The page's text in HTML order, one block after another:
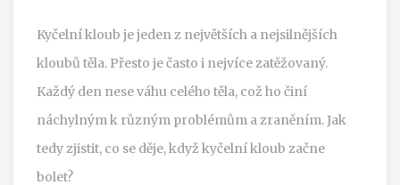
Kyčelní kloub je jeden z největších a nejsilnějších
kloubů těla. Přesto je často i nejvíce zatěžovaný.
Každý den nese váhu celého těla, což ho činí
náchylným k různým problémům a zraněním. Jak
tedy zjistit, co se děje, když kyčelní kloub začne
bolet?